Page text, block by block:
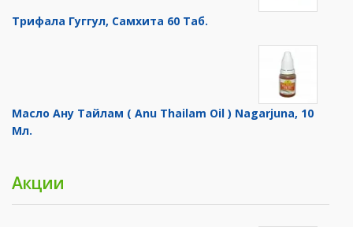
Трифала Гуггул, Самхита 60 Таб.
Масло Ану Тайлам ( Anu Thailam Oil ) Nagarjuna, 10
Мл.
Акции